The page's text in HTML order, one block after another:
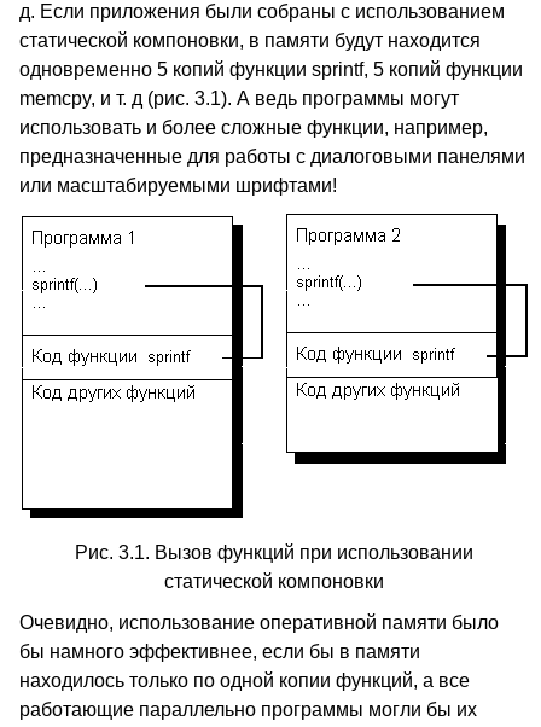
д. Если приложения были собраны с использованием
статической компоновки, в памяти будут находится
одновременно 5 копий функции sprintf, 5 копий функции
memcpy, и т. д (рис. 3.1). А ведь программы могут
использовать и более сложные функции, например,
предназначенные для работы с диалоговыми панелями
или масштабируемыми шрифтами!
Рис. 3.1. Вызов функций при использовании
статической компоновки
Очевидно, использование оперативной памяти было
бы намного эффективнее, если бы в памяти
находилось только по одной копии функций, а все
работающие параллельно программы могли бы их